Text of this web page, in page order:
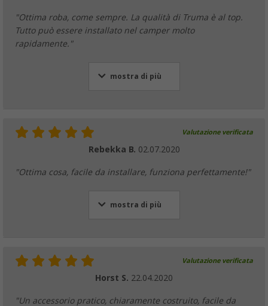
"Ottima roba, come sempre. La qualità di Truma è al top.
Tutto può essere installato nel camper molto
rapidamente."
mostra di più
Valutazione verificata
Rebekka B. 02.07.2020
"Ottima cosa, facile da installare, funziona perfettamente!"
mostra di più
Valutazione verificata
Horst S. 22.04.2020
"Un accessorio pratico, chiaramente costruito, facile da